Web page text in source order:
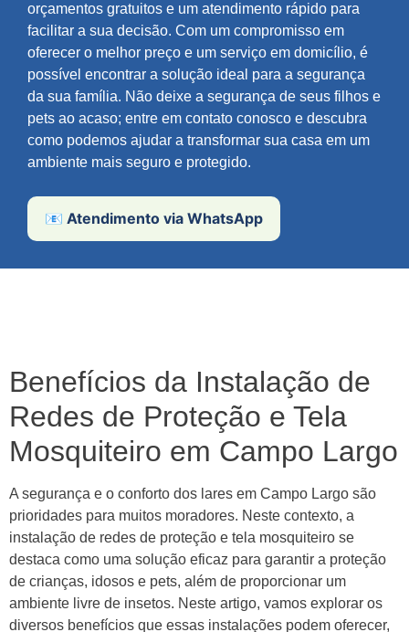
orçamentos gratuitos e um atendimento rápido para
facilitar a sua decisão. Com um compromisso em
oferecer o melhor preço e um serviço em domicílio, é
possível encontrar a solução ideal para a segurança
da sua família. Não deixe a segurança de seus filhos e
pets ao acaso; entre em contato conosco e descubra
como podemos ajudar a transformar sua casa em um
ambiente mais seguro e protegido.
📧 Atendimento via WhatsApp
Benefícios da Instalação de
Redes de Proteção e Tela
Mosquiteiro em Campo Largo
A segurança e o conforto dos lares em Campo Largo são
prioridades para muitos moradores. Neste contexto, a
instalação de redes de proteção e tela mosquiteiro se
destaca como uma solução eficaz para garantir a proteção
de crianças, idosos e pets, além de proporcionar um
ambiente livre de insetos. Neste artigo, vamos explorar os
diversos benefícios que essas instalações podem oferecer,